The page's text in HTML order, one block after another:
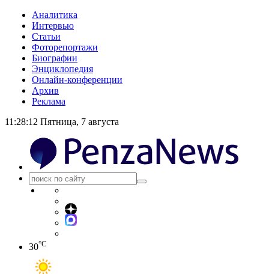
Аналитика
Интервью
Статьи
Фоторепортажи
Биографии
Энциклопедия
Онлайн-конференции
Архив
Реклама
11:28:13 Пятница, 7 августа
30°C